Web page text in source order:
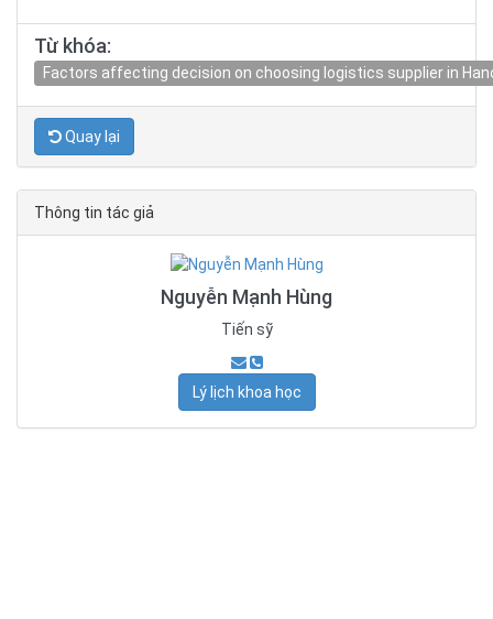
Từ khóa:
Factors affecting decision on choosing logistics supplier in
Quay lại
Thông tin tác giả
Nguyễn Mạnh Hùng
Tiến sỹ
Lý lịch khoa học